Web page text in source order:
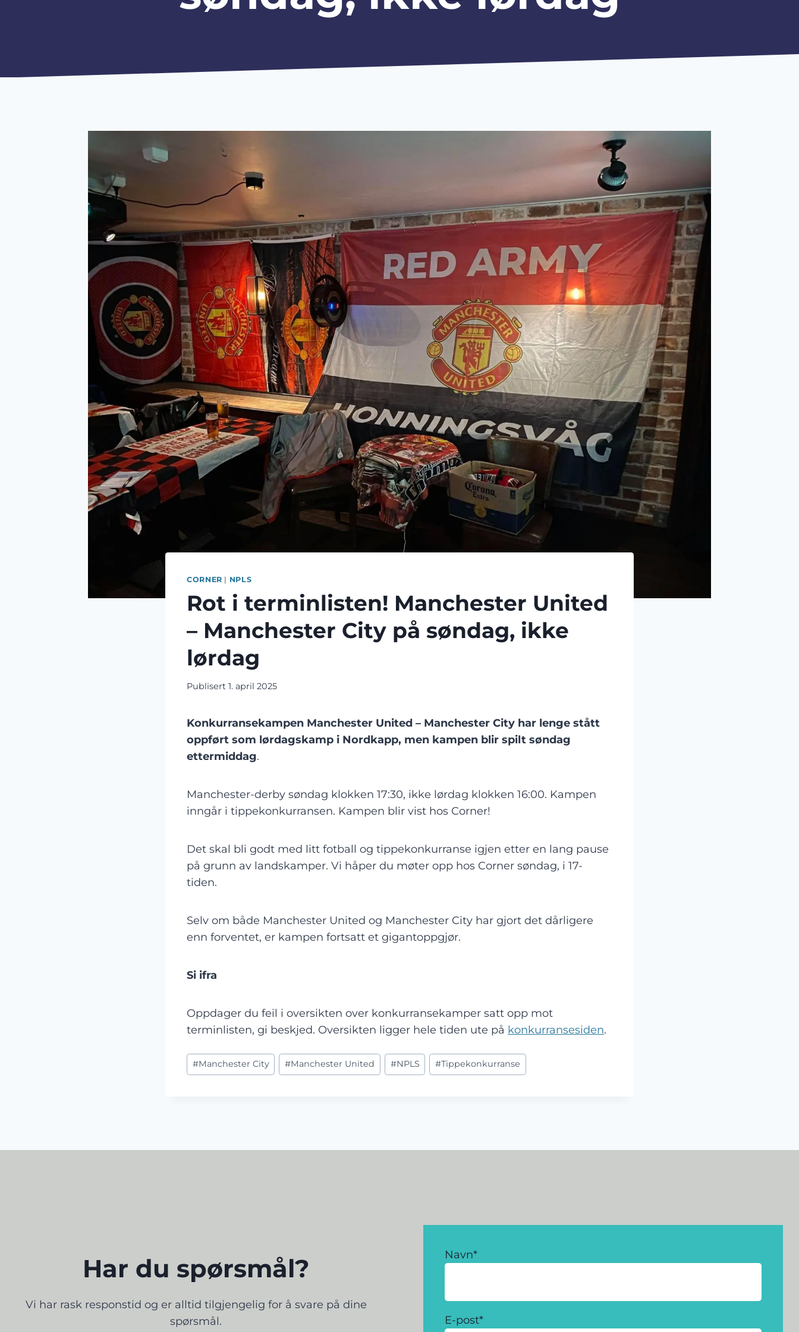
CORNER | NPLS
Rot i terminlisten! Manchester United
– Manchester City på søndag, ikke
lørdag
Publisert 1. april 2025
Konkurransekampen Manchester United – Manchester City har lenge stått
oppført som lørdagskamp i Nordkapp, men kampen blir spilt søndag
ettermiddag.
Manchester-derby søndag klokken 17:30, ikke lørdag klokken 16:00. Kampen
inngår i tippekonkurransen. Kampen blir vist hos Corner!
Det skal bli godt med litt fotball og tippekonkurranse igjen etter en lang pause
på grunn av landskamper. Vi håper du møter opp hos Corner søndag, i 17-
tiden.
Selv om både Manchester United og Manchester City har gjort det dårligere
enn forventet, er kampen fortsatt et gigantoppgjør.
Si ifra
Oppdager du feil i oversikten over konkurransekamper satt opp mot
terminlisten, gi beskjed. Oversikten ligger hele tiden ute på konkurransesiden.
Post
Tags:
#Manchester City #Manchester United #NPLS #Tippekonkurranse
Har du spørsmål?
​Vi har rask responstid og er alltid ​tilgjengelig for å svare på dine
spørsmål.
Navn*
E-post*